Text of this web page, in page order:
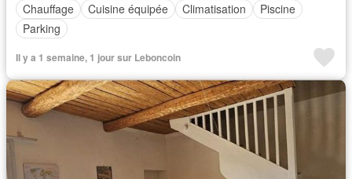
Chauffage
Cuisine équipée Climatisation
Piscine
Parking
Il y a 1 semaine, 1 jour sur Leboncoin